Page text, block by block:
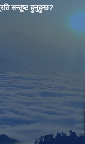
सन्तुष्ट हुनुहुन्छ?